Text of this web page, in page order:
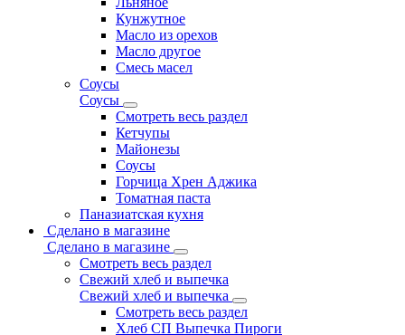
Кунжутное
Масло из орехов
Масло другое
Смесь масел
Соусы
Соусы
Смотреть весь раздел
Кетчупы
Майонезы
Соусы
Горчица Хрен Аджика
Томатная паста
Паназиатская кухня
Сделано в магазине
Сделано в магазине
Смотреть весь раздел
Свежий хлеб и выпечка
Свежий хлеб и выпечка
Смотреть весь раздел
Хлеб СП Выпечка Пироги